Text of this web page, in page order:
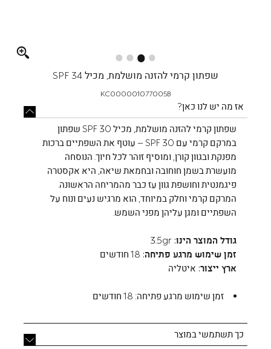
Full
שפתון קרמי להזנה מושלמת, מכיל SPF 34
KC000001077005B
אז מה יש לנו כאן?
כך תשתמשי במוצר
שפתון קרמי להזנה מושלמת, מכיל SPF 30 שפתון
במרקם קרמי עם SPF 30 – עוטף את השפתיים ברכות
מפנקת ובגוון קורן, ומוסיף זוהר לכל חיוך. הנוסחה
מועשרת בשמן חוחובה ובחמאת שיאה, היא אקסטרה
פיגמנטית וחושפת גוון עז כבר מהמריחה הראשונה.
המרקם קרמי וחלק במיוחד, הוא מרגיש נעים ונוח על
השפתיים ומגן עליהן מפני השמש.
גודל המוצר הינו:3.5gr
זמן שימוש מרגע פתיחה: 18 חודשים
ארץ ייצור: איטליה
זמן שימוש מרגע פתיחה: 18 חודשים